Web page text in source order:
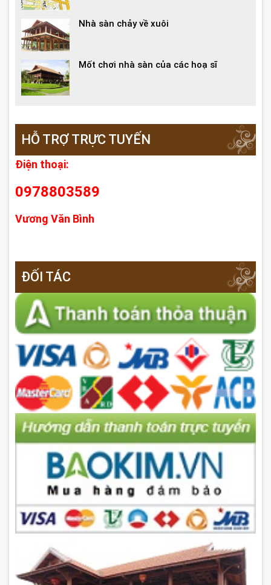
Nhà sàn chảy về xuôi
Mốt chơi nhà sàn của các hoạ sĩ
HỖ TRỢ TRỰC TUYẾN
Điện thoại:
0978803589
Vương Văn Bình
ĐỐI TÁC